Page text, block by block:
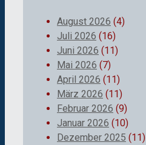
August 2026 (4)
Juli 2026 (16)
Juni 2026 (11)
Mai 2026 (7)
April 2026 (11)
März 2026 (11)
Februar 2026 (9)
Januar 2026 (10)
Dezember 2025 (11)